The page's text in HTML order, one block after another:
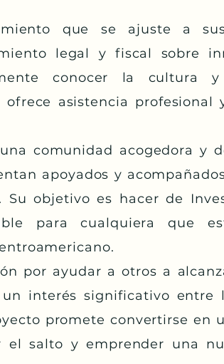
que se ajuste a
legal y fiscal sobre
conocer la cultura
asistencia profesional
comunidad acogedora y
apoyados y
Su objetivo es hacer de
para cualquiera que
por ayudar a otros a
interés significativo entre
promete convertirse en
el salto y emprender una